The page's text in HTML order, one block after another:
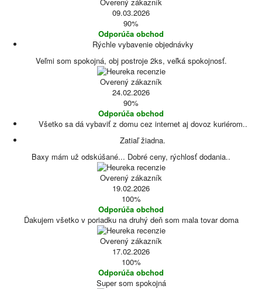
09.03.2026
90%
Odporúča obchod
Rýchle vybavenie objednávky
Veľmi som spokojná, obj postroje 2ks, veľká spokojnosť.
Overený zákazník
24.02.2026
90%
Odporúča obchod
Všetko sa dá vybaviť z domu cez internet aj dovoz kuriérom..
Zatiaľ žiadna.
Baxy mám už odskúšané... Dobré ceny, rýchlosť dodania..
Overený zákazník
19.02.2026
100%
Odporúča obchod
Ďakujem všetko v poriadku na druhý deň som mala tovar doma
Overený zákazník
17.02.2026
100%
Odporúča obchod
Super som spokojná